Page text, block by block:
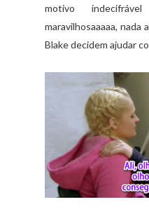
motivo
maravilhosaaaaa, nada
Blake decidem ajudar